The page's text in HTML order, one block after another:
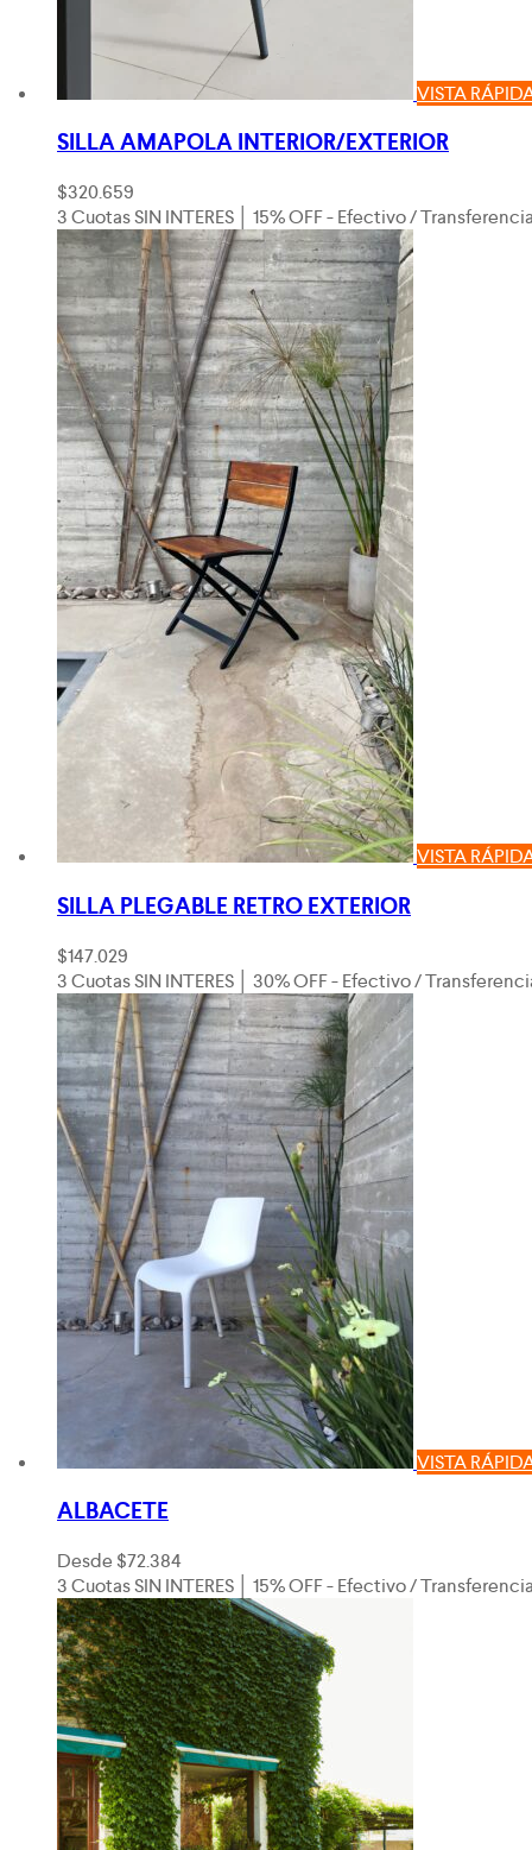
VISTA
SILLA AMAPOLA INTERIOR/EXTERIOR
$320.659
3 Cuotas SIN INTERES │ 15% OFF - Efectivo /
VISTA
SILLA PLEGABLE RETRO EXTERIOR
$147.029
3 Cuotas SIN INTERES │ 30% OFF - Efectivo /
VISTA
ALBACETE
Desde $72.384
3 Cuotas SIN INTERES │ 15% OFF - Efectivo /